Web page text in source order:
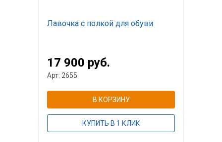
Лавочка с полкой для обуви
17 900 руб.
Арт: 2655
В КОРЗИНУ
КУПИТЬ В 1 КЛИК